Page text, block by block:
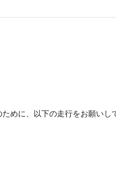
めに、以下の走行をお願いし